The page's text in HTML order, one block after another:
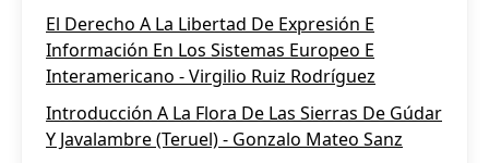
El Derecho A La Libertad De Expresión E
Información En Los Sistemas Europeo E
Interamericano - Virgilio Ruiz Rodríguez
Introducción A La Flora De Las Sierras De Gúdar
Y Javalambre (Teruel) - Gonzalo Mateo Sanz